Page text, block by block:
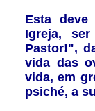
Esta
Igreja,
Pastor!",
vida das
vida, em
psiché, a